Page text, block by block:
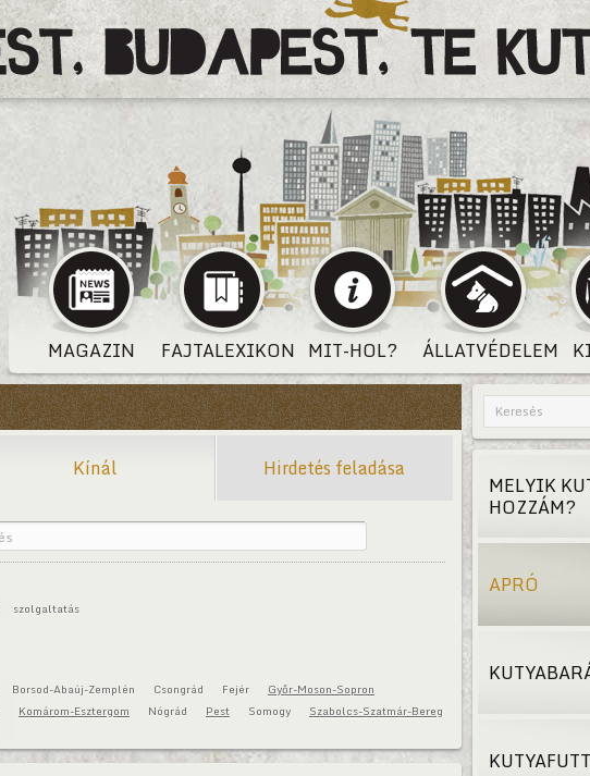
MAGAZIN FAJTALEXIKON MIT-HOL? ÁLLATVÉDELEM
Kínál Hirdetés feladása
szolgaltatás
Borsod-Abaúj-Zemplén Csongrád Fejér
Győr-Moson-Sopron
Komárom-Esztergom Nógrád Pest Somogy
Szabolcs-Szatmár-Bereg
MELYIK
HOZZÁM?
APRÓ